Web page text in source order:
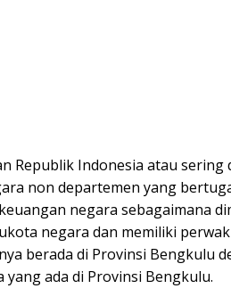
Republik Indonesia atau sering
non departemen yang
negara sebagaimana
negara dan memiliki
berada di Provinsi Bengkulu
ada di Provinsi Bengkulu.